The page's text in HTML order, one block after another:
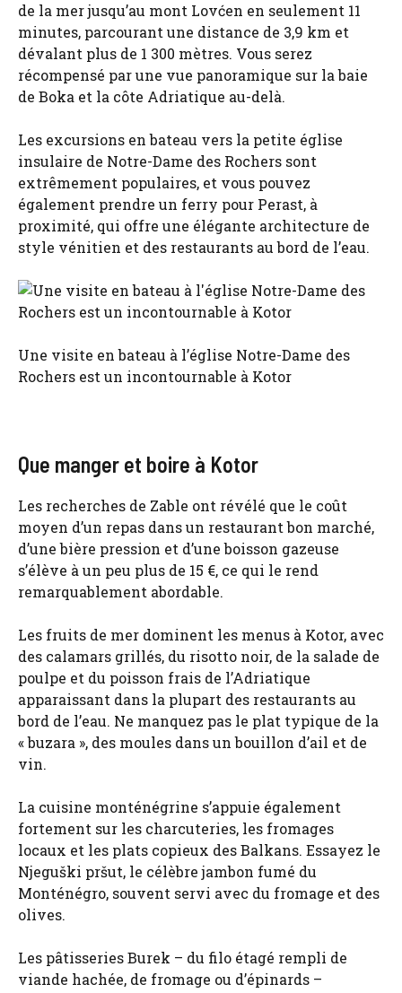
de la mer jusqu’au mont Lovćen en seulement 11
minutes, parcourant une distance de 3,9 km et
dévalant plus de 1 300 mètres. Vous serez
récompensé par une vue panoramique sur la baie
de Boka et la côte Adriatique au-delà.
Les excursions en bateau vers la petite église
insulaire de Notre-Dame des Rochers sont
extrêmement populaires, et vous pouvez
également prendre un ferry pour Perast, à
proximité, qui offre une élégante architecture de
style vénitien et des restaurants au bord de l’eau.
Une visite en bateau à l’église Notre-Dame des
Rochers est un incontournable à Kotor
Que manger et boire à Kotor
Les recherches de Zable ont révélé que le coût
moyen d’un repas dans un restaurant bon marché,
d’une bière pression et d’une boisson gazeuse
s’élève à un peu plus de 15 €, ce qui le rend
remarquablement abordable.
Les fruits de mer dominent les menus à Kotor, avec
des calamars grillés, du risotto noir, de la salade de
poulpe et du poisson frais de l’Adriatique
apparaissant dans la plupart des restaurants au
bord de l’eau. Ne manquez pas le plat typique de la
« buzara », des moules dans un bouillon d’ail et de
vin.
La cuisine monténégrine s’appuie également
fortement sur les charcuteries, les fromages
locaux et les plats copieux des Balkans. Essayez le
Njeguški pršut, le célèbre jambon fumé du
Monténégro, souvent servi avec du fromage et des
olives.
Les pâtisseries Burek – du filo étagé rempli de
viande hachée, de fromage ou d’épinards –